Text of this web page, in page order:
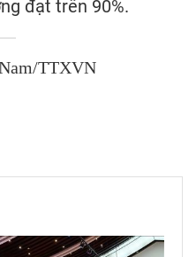
đạt trên 90%.
TTXVN